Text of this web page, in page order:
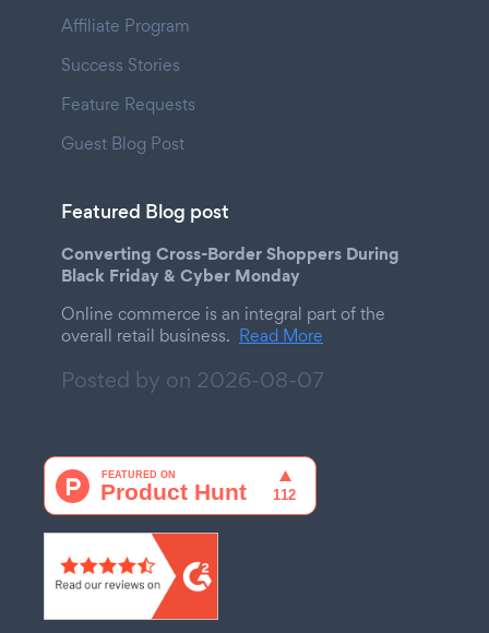
Affiliate Program
Success Stories
Feature Requests
Guest Blog Post
Featured Blog post
Converting Cross-Border Shoppers During
Black Friday & Cyber Monday
Online commerce is an integral part of the
overall retail business. Read More
Posted by on 2026-08-07